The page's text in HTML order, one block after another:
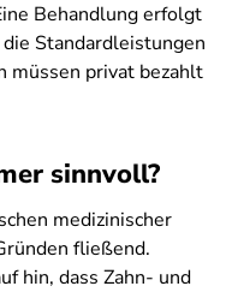
Behandlung erfolgt
Standardleistungen
müssen privat bezahlt
sinnvoll?
medizinischer
fließend.
hin, dass Zahn- und